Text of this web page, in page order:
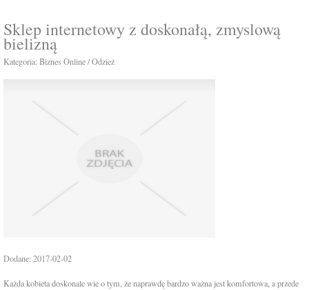
Sklep internetowy z doskonałą, zmyslową
bielizną
Kategoria: Biznes Online / Odzież
Dodane: 2017-02-02
Każda kobieta doskonale wie o tym, że naprawdę bardzo ważna jest komfortowa, a przede